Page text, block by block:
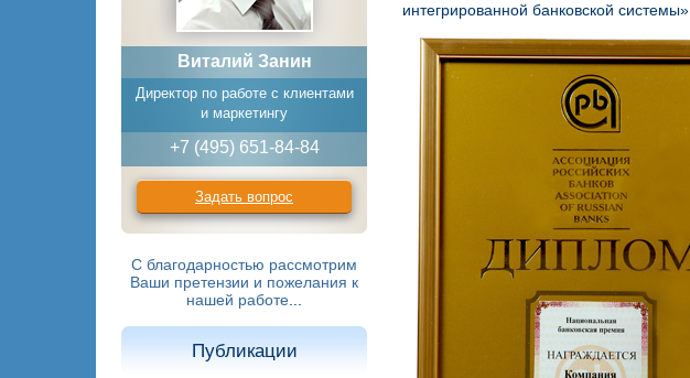
Виталий Занин
Директор по работе с клиентами
и маркетингу
+7 (495) 651-84-84
Задать вопрос
С благодарностью рассмотрим
Ваши претензии и пожелания к
нашей работе
Публикации
интегрированной банковской системы».